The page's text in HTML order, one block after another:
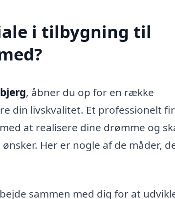
i tilbygning til
, åbner du op for en række
din livskvalitet. Et professionelt
at realisere dine drømme og
Her er nogle af de måder,
sammen med dig for at